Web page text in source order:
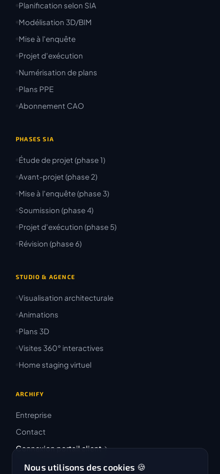
Planification selon SIA
Modélisation 3D/BIM
Mise à l'enquête
Projet d'exécution
Numérisation de plans
Plans PPE
Abonnement CAO
PHASES SIA
Étude de projet (phase 1)
Avant-projet (phase 2)
Mise à l'enquête (phase 3)
Soumission (phase 4)
Projet d'exécution (phase 5)
Révision (phase 6)
STUDIO & AGENCE
Visualisation architecturale
Animations
Plans 3D
Visites 360° interactives
Home staging virtuel
ARCHIFY
Entreprise
Contact
Connexion portail client
Nous utilisons des cookies 🍪